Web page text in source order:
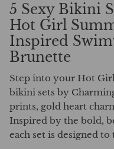
5 Sexy Bikini
Hot Girl
Inspired
Brunette
Step into your Hot
bikini sets by
prints, gold heart
Inspired by the bold,
each set is designed to